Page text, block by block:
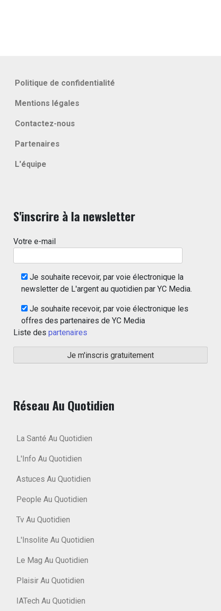
Politique de confidentialité
Mentions légales
Contactez-nous
Partenaires
L'équipe
S'inscrire à la newsletter
Votre e-mail
Je souhaite recevoir, par voie électronique la
newsletter de L'argent au quotidien par YC Media.
Je souhaite recevoir, par voie électronique les
offres des partenaires de YC Media
Liste des partenaires
Réseau Au Quotidien
La Santé Au Quotidien
L'Info Au Quotidien
Astuces Au Quotidien
People Au Quotidien
Tv Au Quotidien
L'Insolite Au Quotidien
Le Mag Au Quotidien
Plaisir Au Quotidien
IATech Au Quotidien